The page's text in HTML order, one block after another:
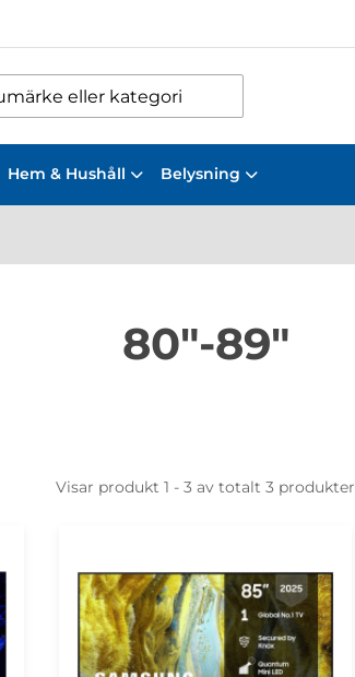
Hem & Hushåll Belysning
80"-89"
Visar produkt 1 - 3 av totalt 3 produkter